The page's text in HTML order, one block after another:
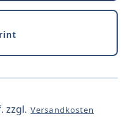
zzgl. Versandkosten